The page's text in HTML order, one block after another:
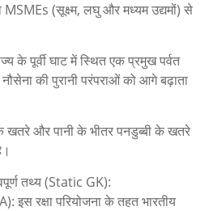
MSMEs (सूक्ष्म, लघु और मध्यम उद्यमों) से
के पूर्वी घाट में स्थित एक प्रमुख पर्वत
की पुरानी परंपराओं को आगे बढ़ाता
खतरे और पानी के भीतर पनडुब्बी के खतरे
तथ्य (Static GK):
इस रक्षा परियोजना के तहत भारतीय